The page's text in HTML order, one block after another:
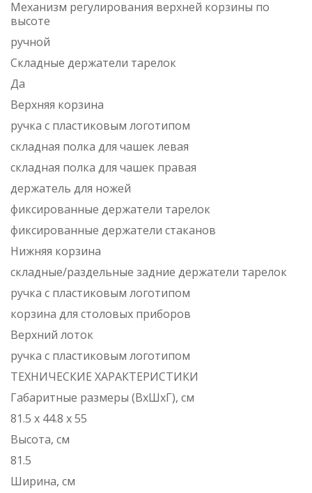
Механизм регулирования верхней корзины по
высоте
ручной
Складные держатели тарелок
Да
Верхняя корзина
ручка с пластиковым логотипом
складная полка для чашек левая
складная полка для чашек правая
держатель для ножей
фиксированные держатели тарелок
фиксированные держатели стаканов
Нижняя корзина
складные/раздельные задние держатели тарелок
ручка с пластиковым логотипом
корзина для столовых приборов
Верхний лоток
ручка с пластиковым логотипом
ТЕХНИЧЕСКИЕ ХАРАКТЕРИСТИКИ
Габаритные размеры (ВxШxГ), см
81.5 х 44.8 х 55
Высота, см
81.5
Ширина, см